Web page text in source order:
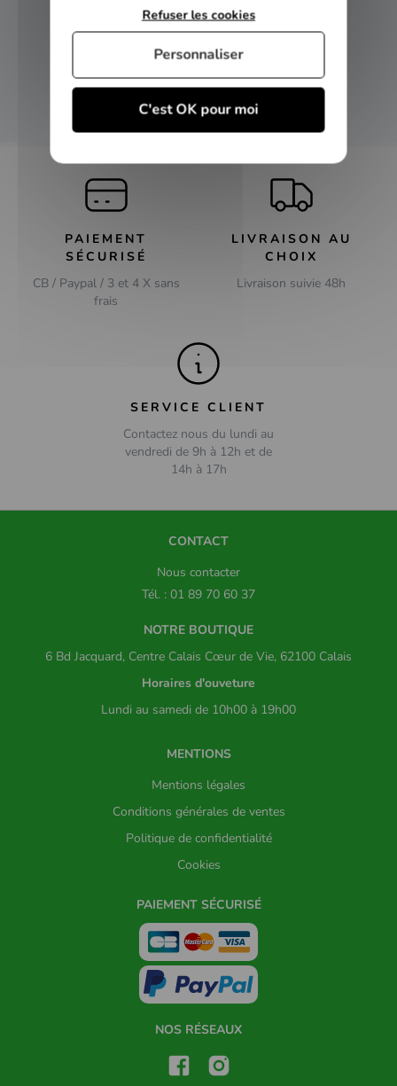
NEWSLETTER
PAIEMENT
SÉCURISÉ
CB / Paypal / 3 et 4 X sans
frais
LIVRAISON AU
CHOIX
Livraison suivie 48h
SERVICE CLIENT
Contactez nous du lundi au
vendredi de 9h à 12h et de
14h à 17h
CONTACT
Nous contacter
Tél. : 01 89 70 60 37
NOTRE BOUTIQUE
6 Bd Jacquard, Centre Calais Cœur de Vie, 62100 Calais
Horaires d'ouveture
Lundi au samedi de 10h00 à 19h00
MENTIONS
Mentions légales
Conditions générales de ventes
Politique de confidentialité
Cookies
PAIEMENT SÉCURISÉ
NOS RÉSEAUX
C'est OK pour moi
Refuser les cookies
Personnaliser